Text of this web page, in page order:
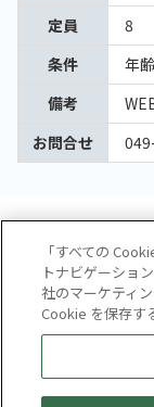
定員
8
条件
年
備考
お問合せ
お
「すべての
トナビゲーショ
社のマーケティ
Cookie を保存す